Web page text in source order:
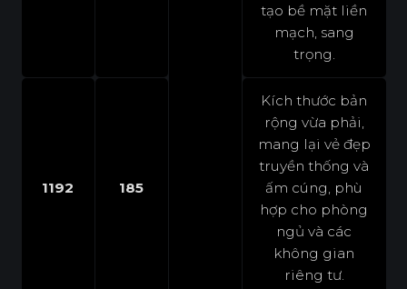
tạo bề mặt liền
mạch, sang
trọng.
1192 185
Kích thước bản
rộng vừa phải,
mang lại vẻ đẹp
truyền thống và
ấm cúng, phù
hợp cho phòng
ngủ và các
không gian
riêng tư.